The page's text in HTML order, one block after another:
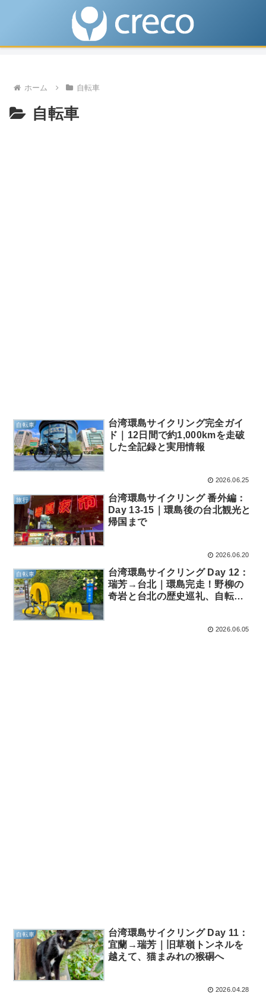
ホーム 自転車
自転車
自転車
台湾環島サイクリング完全ガイ
ド｜12日間で約1,000kmを走破
した全記録と実用情報
2026.06.25
旅行
台湾環島サイクリング 番外編：
Day 13-15｜環島後の台北観光と
帰国まで
2026.06.20
自転車
台湾環島サイクリング Day 12：
瑞芳→台北｜環島完走！野柳の
奇岩と台北の歴史巡礼、自転車
2026.06.05
自転車
台湾環島サイクリング Day 11：
宜蘭→瑞芳｜旧草嶺トンネルを
越えて、猫まみれの猴硐へ
2026.04.28